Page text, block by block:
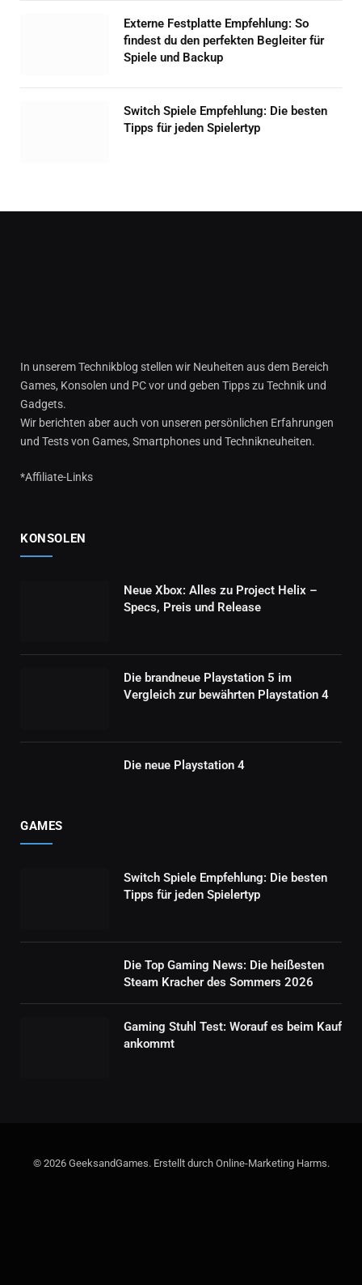
Externe Festplatte Empfehlung: So
findest du den perfekten Begleiter für
Spiele und Backup
Switch Spiele Empfehlung: Die besten
Tipps für jeden Spielertyp
In unserem Technikblog stellen wir Neuheiten aus dem Bereich
Games, Konsolen und PC vor und geben Tipps zu Technik und
Gadgets.
Wir berichten aber auch von unseren persönlichen Erfahrungen
und Tests von Games, Smartphones und Technikneuheiten.
*Affiliate-Links
KONSOLEN
Neue Xbox: Alles zu Project Helix –
Specs, Preis und Release
Die brandneue Playstation 5 im
Vergleich zur bewährten Playstation 4
Die neue Playstation 4
GAMES
Switch Spiele Empfehlung: Die besten
Tipps für jeden Spielertyp
Die Top Gaming News: Die heißesten
Steam Kracher des Sommers 2026
Gaming Stuhl Test: Worauf es beim Kauf
ankommt
© 2026 GeeksandGames. Erstellt durch Online-Marketing Harms.